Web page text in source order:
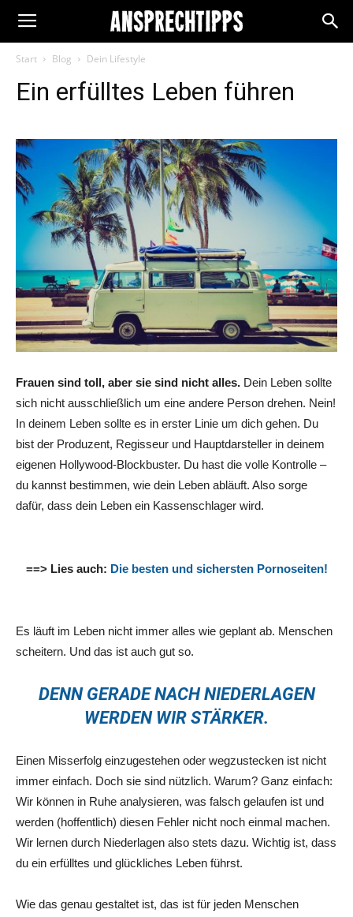
Start Blog Dein Lifestyle
Ein erfülltes Leben führen
Frauen sind toll, aber sie sind nicht alles. Dein Leben sollte
sich nicht ausschließlich um eine andere Person drehen. Nein!
In deinem Leben sollte es in erster Linie um dich gehen. Du
bist der Produzent, Regisseur und Hauptdarsteller in deinem
eigenen Hollywood-Blockbuster. Du hast die volle Kontrolle –
du kannst bestimmen, wie dein Leben abläuft. Also sorge
dafür, dass dein Leben ein Kassenschlager wird.
==> Lies auch: Die besten und sichersten Pornoseiten!
Es läuft im Leben nicht immer alles wie geplant ab. Menschen
scheitern. Und das ist auch gut so.
DENN GERADE NACH NIEDERLAGEN
WERDEN WIR STÄRKER.
Einen Misserfolg einzugestehen oder wegzustecken ist nicht
immer einfach. Doch sie sind nützlich. Warum? Ganz einfach:
Wir können in Ruhe analysieren, was falsch gelaufen ist und
werden (hoffentlich) diesen Fehler nicht noch einmal machen.
Wir lernen durch Niederlagen also stets dazu. Wichtig ist, dass
du ein erfülltes und glückliches Leben führst.
Wie das genau gestaltet ist, das ist für jeden Menschen